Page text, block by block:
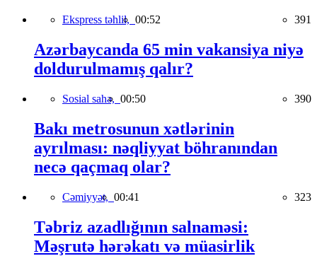
Ekspress təhlil, 00:52 391
Azərbaycanda 65 min vakansiya niyə
doldurulmamış qalır?
Sosial sahə, 00:50 390
Bakı metrosunun xətlərinin
ayrılması: nəqliyyat böhranından
necə qaçmaq olar?
Cəmiyyət, 00:41 323
Təbriz azadlığının salnaməsi:
Məşrutə hərəkatı və müasirlik